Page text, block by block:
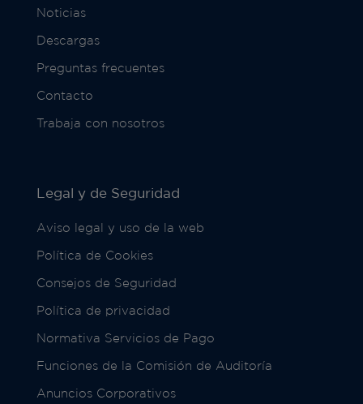
Noticias
Descargas
Preguntas frecuentes
Contacto
Trabaja con nosotros
Legal y de Seguridad
Aviso legal y uso de la web
Política de Cookies
Consejos de Seguridad
Política de privacidad
Normativa Servicios de Pago
Funciones de la Comisión de Auditoría
Anuncios Corporativos